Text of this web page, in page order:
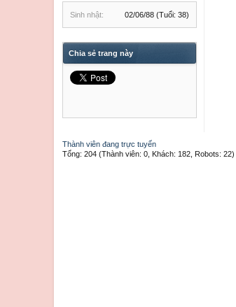
Sinh nhật: 02/06/88 (Tuổi: 38)
Chia sẻ trang này
Thành viên đang trực tuyến
Tổng: 204 (Thành viên: 0, Khách: 182, Robots: 22)